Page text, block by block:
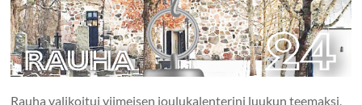
Rauha valikoitui viimeisen joulukalenterini luukun teemaksi,